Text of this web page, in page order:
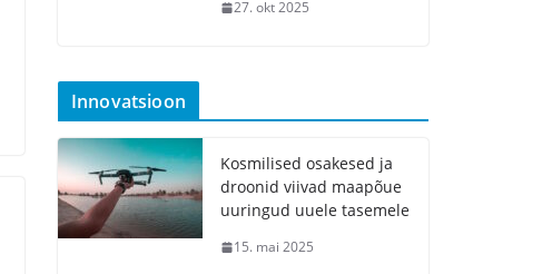
27. okt 2025
Innovatsioon
Kosmilised osakesed ja
droonid viivad maapõue
uuringud uuele tasemele
15. mai 2025